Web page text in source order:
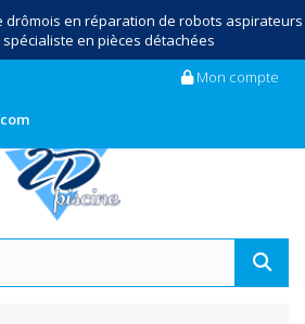
drômois en réparation de robots aspirateurs
en pièces détachées
Mon compte